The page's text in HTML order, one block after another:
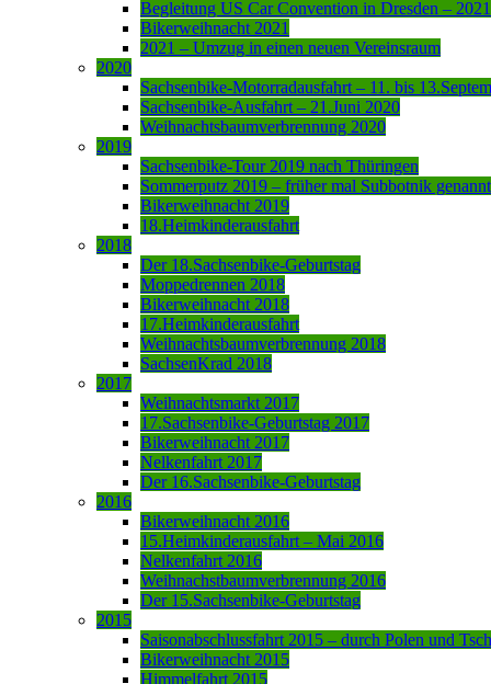
Begleitung US Car Convention in Dresden – 2021
Bikerweihnacht 2021
2021 – Umzug in einen neuen Vereinsraum
2020
Sachsenbike-Motorradausfahrt – 11. bis
Sachsenbike-Ausfahrt – 21.Juni 2020
Weihnachtsbaumverbrennung 2020
2019
Sachsenbike-Tour 2019 nach Thüringen
Sommerputz 2019 – früher mal Subbotnik genannt
Bikerweihnacht 2019
18.Heimkinderausfahrt
2018
Der 18.Sachsenbike-Geburtstag
Moppedrennen 2018
Bikerweihnacht 2018
17.Heimkinderausfahrt
Weihnachtsbaumverbrennung 2018
SachsenKrad 2018
2017
Weihnachtsmarkt 2017
17.Sachsenbike-Geburtstag 2017
Bikerweihnacht 2017
Nelkenfahrt 2017
Der 16.Sachsenbike-Geburtstag
2016
Bikerweihnacht 2016
15.Heimkinderausfahrt – Mai 2016
Nelkenfahrt 2016
Weihnachstbaumverbrennung 2016
Der 15.Sachsenbike-Geburtstag
2015
Saisonabschlussfahrt 2015 – durch Polen und
Bikerweihnacht 2015
Himmelfahrt 2015